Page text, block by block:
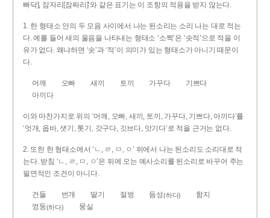
빠닥], 잠자리[잠짜리]’와 같은 표기는 이 조항의 적용을 받지 않는다.
1. 한 형태소 안의 두 모음 사이에서 나는 된소리는 소리 나는 대로 적는
다. 예를 들어 새의 울음을 나타내는 형태소 ‘소쩍’은 ‘솟적’으로 적을 이
유가 없다. 왜냐하면 ‘솟’과 ‘적’이 의미가 있는 형태소가 아니기 때문이
다.
어깨 오빠 새끼 토끼 가꾸다
기쁘다
아끼다
이와 마찬가지로 위의 ‘어깨, 오빠, 새끼, 토끼, 가꾸다, 기쁘다, 아끼다’를
‘엇개, 옵바, 샛기, 톳기, 갓구다, 깃브다, 앗기다’로 적을 근거는 없다.
2. 또한 한 형태소에서 ‘ㄴ, ㄹ, ㅁ, ㅇ’ 뒤에서 나는 된소리도 소리대로 적
는다. 받침 ‘ㄴ, ㄹ, ㅁ, ㅇ’은 뒤에 오는 예사소리를 된소리로 바꾸어 주는
필연적인 조건이 아니다.
건들 번개 딸기 절벙 듬성(하다)
함지
껑둥(하다) 뭉실